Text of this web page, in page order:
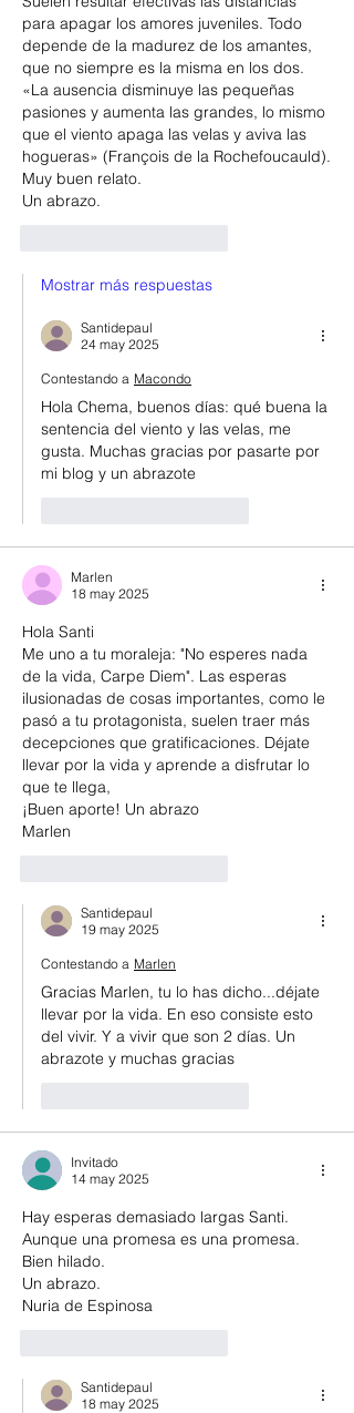
para apagar los amores juveniles. Todo
depende de la madurez de los amantes,
que no siempre es la misma en los dos.
«La ausencia disminuye las pequeñas
pasiones y aumenta las grandes, lo mismo
que el viento apaga las velas y aviva las
hogueras» (François de la Rochefoucauld).
Muy buen relato.
Un abrazo.
Mostrar más respuestas
Santidepaul
24 may 2025
Contestando a Macondo
Hola Chema, buenos días: qué buena la
sentencia del viento y las velas, me
gusta. Muchas gracias por pasarte por
mi blog y un abrazote
Marlen
18 may 2025
Hola Santi
Me uno a tu moraleja: "No esperes nada
de la vida, Carpe Diem". Las esperas
ilusionadas de cosas importantes, como le
pasó a tu protagonista, suelen traer más
decepciones que gratificaciones. Déjate
llevar por la vida y aprende a disfrutar lo
que te llega,
¡Buen aporte! Un abrazo
Marlen
Santidepaul
19 may 2025
Contestando a Marlen
Gracias Marlen, tu lo has dicho...déjate
llevar por la vida. En eso consiste esto
del vivir. Y a vivir que son 2 días. Un
abrazote y muchas gracias
Invitado
14 may 2025
Hay esperas demasiado largas Santi.
Aunque una promesa es una promesa.
Bien hilado.
Un abrazo.
Nuria de Espinosa
Santidepaul
18 may 2025